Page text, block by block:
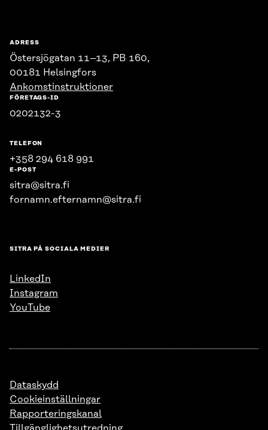
ADRESS
Östersjögatan 11–13, PB 160,
00181 Helsingfors
Ankomstinstruktioner
FÖRETAGS-ID
0202132-3
TELEFON
+358 294 618 991
E-POST
sitra@sitra.fi
fornamn.efternamn@sitra.fi
SITRA PÅ SOCIALA MEDIER
LinkedIn
Instagram
YouTube
Dataskydd
Cookieinställningar
Rapporteringskanal